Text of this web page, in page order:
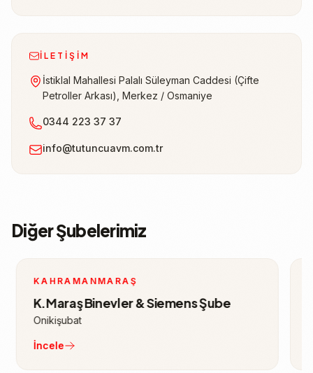
İLETIŞIM
İstiklal Mahallesi Palalı Süleyman Caddesi (Çifte
Petroller Arkası), Merkez / Osmaniye
0344 223 37 37
info@tutuncuavm.com.tr
Diğer Şubelerimiz
KAHRAMANMARAŞ
K.Maraş Binevler & Siemens Şube
Onikişubat
İncele